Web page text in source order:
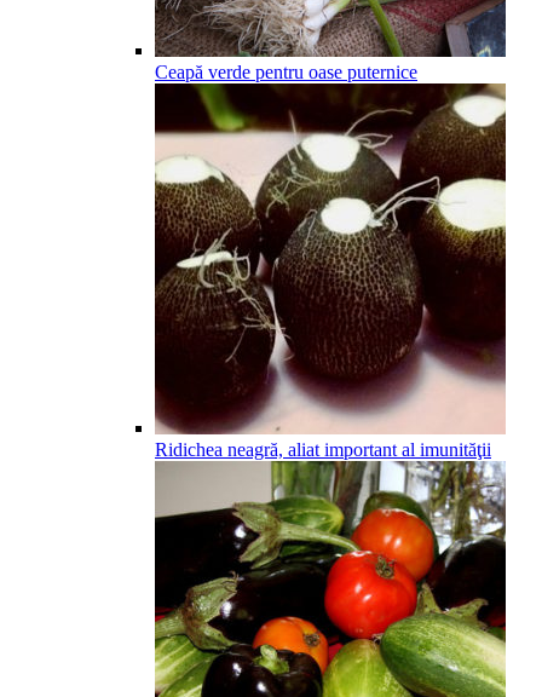
Ceapă verde pentru oase puternice
Ridichea neagră, aliat important al imunităţii